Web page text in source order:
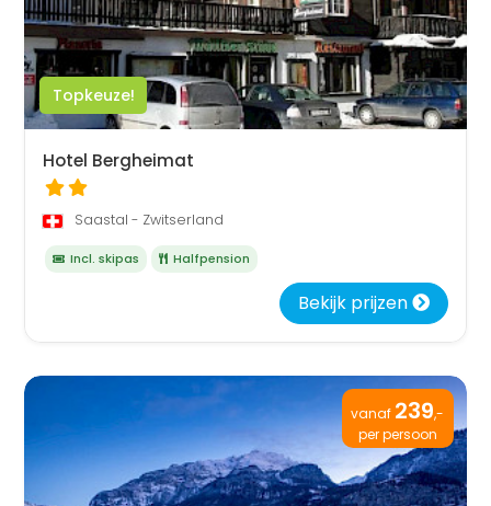
Topkeuze!
Hotel Bergheimat
Saastal - Zwitserland
Incl. skipas Halfpension
Bekijk prijzen
vanaf 239,-
per persoon